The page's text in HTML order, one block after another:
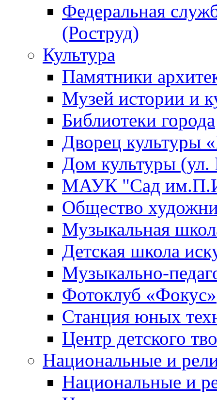
Федеральная
(Роструд)
Культура
Памятники
Музей истории и
Библиотеки города
Дворец культуры
Дом культуры (ул.
МАУК "Сад
Общество
Музыкальная
Детская школа
Музыкально-
Фотоклуб «Фокус»
Станция юных
Центр детского
Национальные и
Национальные и